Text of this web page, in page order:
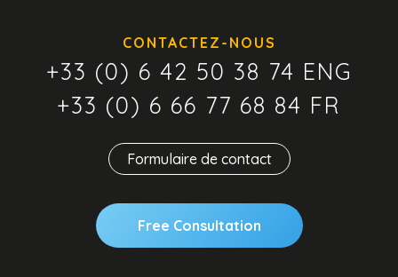
CONTACTEZ-NOUS
+33 (0) 6 42 50 38 74 ENG
+33 (0) 6 66 77 68 84 FR
Formulaire de contact
Free Consultation